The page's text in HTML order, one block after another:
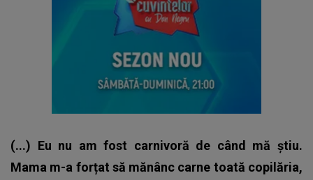
(...) Eu nu am fost carnivoră de când mă știu.
Mama m-a forțat să mănânc carne toată copilăria,